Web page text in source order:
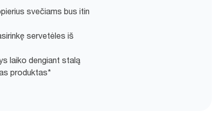
svečiams bus itin
servetėles iš
laiko dengiant stalą
produktas*